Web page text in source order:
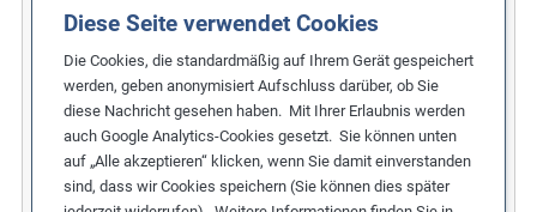
Diese Seite verwendet Cookies
Die Cookies, die standardmäßig auf Ihrem Gerät gespeichert
werden, geben anonymisiert Aufschluss darüber, ob Sie
diese Nachricht gesehen haben. Mit Ihrer Erlaubnis werden
auch Google Analytics-Cookies gesetzt. Sie können unten
auf „Alle akzeptieren“ klicken, wenn Sie damit einverstanden
sind, dass wir Cookies speichern (Sie können dies später
COFIDES
Gleichstellung der Geschlechter im
Finanzsektor
Verwandtes Kernthema:
Diskriminierung, Gleichstellung der Geschlechter